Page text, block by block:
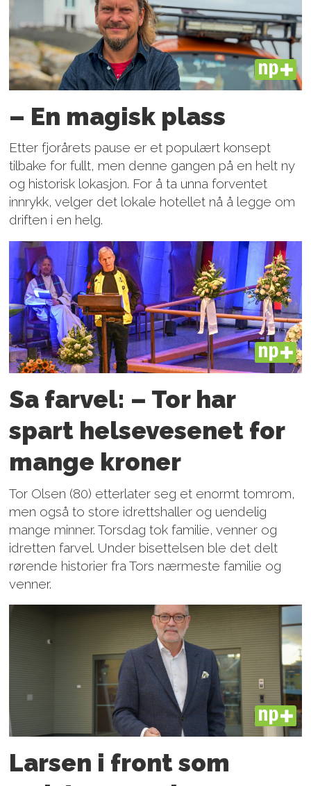
PLUS
– En magisk plass
Etter fjorårets pause er et populært konsept
tilbake for fullt, men denne gangen på en helt ny
og historisk lokasjon. For å ta unna forventet
innrykk, velger det lokale hotellet nå å legge om
driften i en helg.
PLUS
Sa farvel: – Tor har
spart helsevesenet for
mange kroner
Tor Olsen (80) etterlater seg et enormt tomrom,
men også to store idrettshaller og uendelig
mange minner. Torsdag tok familie, venner og
idretten farvel. Under bisettelsen ble det delt
rørende historier fra Tors nærmeste familie og
venner.
PLUS
Larsen i front som